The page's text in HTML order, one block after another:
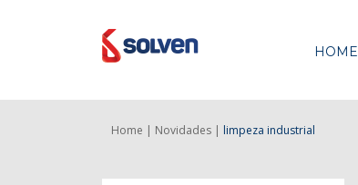
HOME
Home | Novidades | limpeza industrial